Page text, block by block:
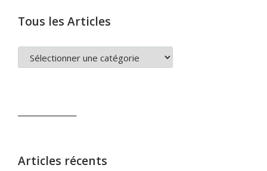
Tous les Articles
TOUS
LES
Articles récents